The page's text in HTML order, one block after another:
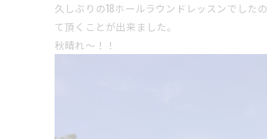
久しぶりの18ホールラウンドレッスンでした
て頂くことが出来ました。
秋晴れ～！！